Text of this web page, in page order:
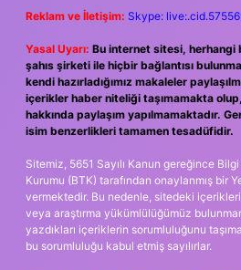
Reklam ve İletişim: Skype:
Yasal Uyarı: Bu internet sitesi, herhangi
şahıs şirketi ile hiçbir bağlantısı
kendi hazırladığımız makaleler
içerikler haber niteliği taşımamakta
hakkında paylaşım yapılmamaktadır.
isim benzerlikleri tamamen tesadüfidir.
Sitemiz, 5651 Sayılı Kanun gereğince
Kurumu (BTK) tarafından onaylanmış bir
vermektedir. Bu nedenle, sitedeki
veya araştırma yükümlülüğümüz
yazdıkları içeriklerin sorumluluğunu
bu sorumluluğu kabul etmiş sayılırlar.